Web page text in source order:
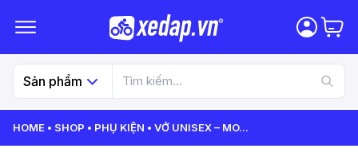
Sản phẩm
HOME SHOP PHỤ KIỆN VỚ UNISEX – MO...